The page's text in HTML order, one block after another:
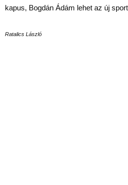
kapus, Bogdán Ádám lehet az új
Ratalics László